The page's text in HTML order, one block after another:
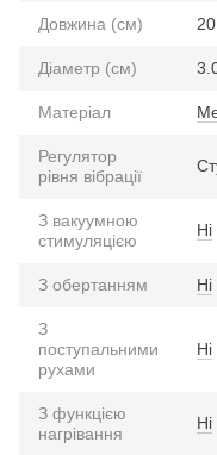
Довжина (см)
Діаметр (см)
Матеріал
Регулятор
рівня вібрації
З вакуумною
стимуляцією
Ні
З обертанням Ні
З
поступальними
рухами
Ні
З функцією
нагрівання
Ні